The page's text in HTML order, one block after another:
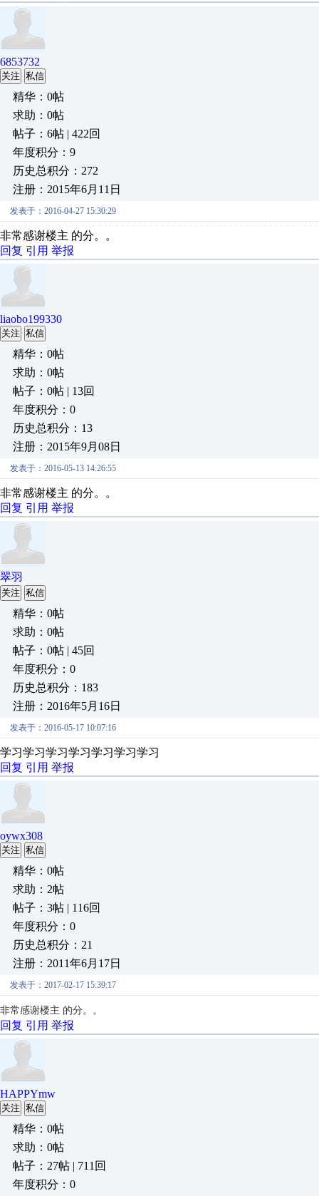
6853732
关注 私信
精华：0帖
求助：0帖
帖子：6帖 | 422回
年度积分：9
历史总积分：272
注册：2015年6月11日
发表于：2016-04-27 15:30:29
非常感谢楼主 的分。。
回复 引用 举报
liaobo199330
关注 私信
精华：0帖
求助：0帖
帖子：0帖 | 13回
年度积分：0
历史总积分：13
注册：2015年9月08日
发表于：2016-05-13 14:26:55
非常感谢楼主 的分。。
回复 引用 举报
翠羽
关注 私信
精华：0帖
求助：0帖
帖子：0帖 | 45回
年度积分：0
历史总积分：183
注册：2016年5月16日
发表于：2016-05-17 10:07:16
学习学习学习学习学习学习学习
回复 引用 举报
oywx308
关注 私信
精华：0帖
求助：2帖
帖子：3帖 | 116回
年度积分：0
历史总积分：21
注册：2011年6月17日
发表于：2017-02-17 15:39:17
非常感谢楼主 的分。。
回复 引用 举报
HAPPYmw
关注 私信
精华：0帖
求助：0帖
帖子：27帖 | 711回
年度积分：0